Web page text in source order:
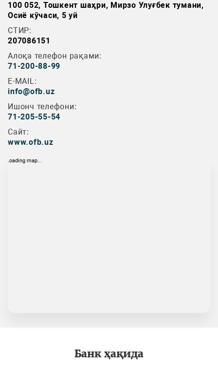
100 052, Тошкент шаҳри, Мирзо Улуғбек тумани,
Осиё кўчаси, 5 уй
СТИР:
207086151
Алоқа телефон рақами:
71-200-88-99
E-MAIL:
info@ofb.uz
Ишонч телефони:
71-205-55-54
Сайт:
www.ofb.uz
loading map...
Банк ҳақида